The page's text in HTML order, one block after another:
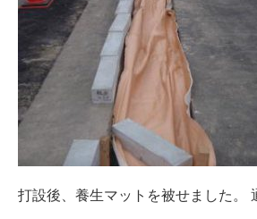
お問い合わせ
打設後、養生マットを被せました。